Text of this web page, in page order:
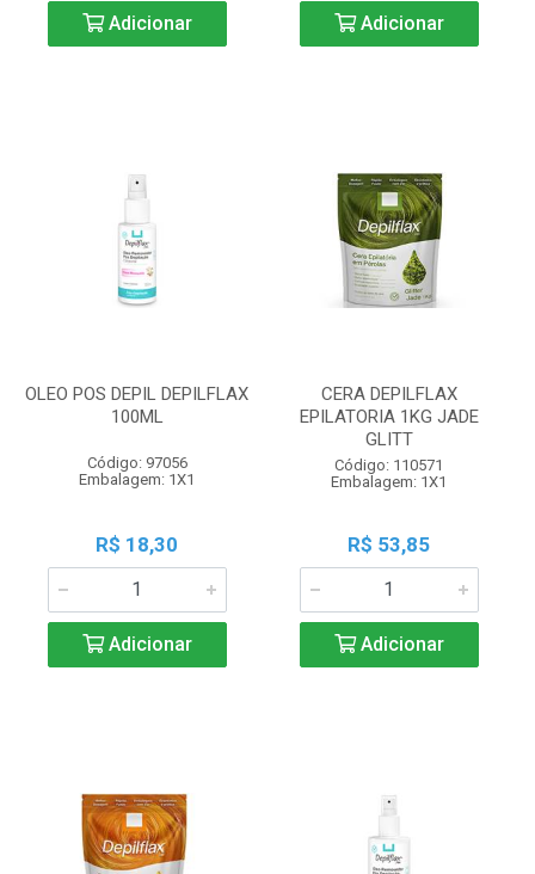
Adicionar Adicionar
OLEO POS DEPIL DEPILFLAX
100ML
Código: 97056
Embalagem: 1X1
R$ 18,30
Adicionar
CERA DEPILFLAX
EPILATORIA 1KG JADE
GLITT
Código: 110571
Embalagem: 1X1
R$ 53,85
Adicionar